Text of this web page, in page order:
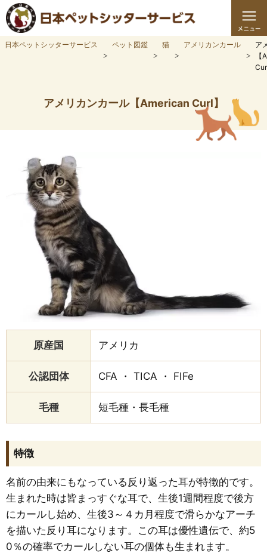
日本ペットシッターサービス ペット図鑑 猫 アメリカンカール
ア
アメリカンカール【American Curl】
原産国 アメリカ
公認団体 CFA ・ TICA ・ FIFe
毛種 短毛種・長毛種
特徴
名前の由来にもなっている反り返った耳が特徴的です。
生まれた時は皆まっすぐな耳で、生後1週間程度で後方
にカールし始め、生後3～４カ月程度で滑らかなアーチ
を描いた反り耳になります。この耳は優性遺伝で、約5
0％の確率でカールしない耳の個体も生まれます。